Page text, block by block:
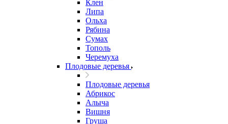
Клен
Липа
Ольха
Рябина
Сумах
Тополь
Черемуха
Плодовые деревья
Плодовые деревья
Абрикос
Алыча
Вишня
Груша